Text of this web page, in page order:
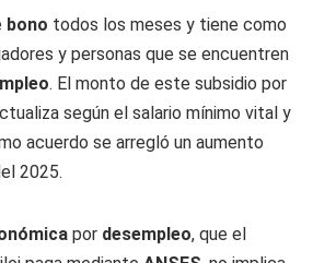
bono todos los meses y tiene como
y personas que se encuentren
. El monto de este subsidio por
según el salario mínimo vital y
acuerdo se arregló un aumento
2025.
por desempleo, que el